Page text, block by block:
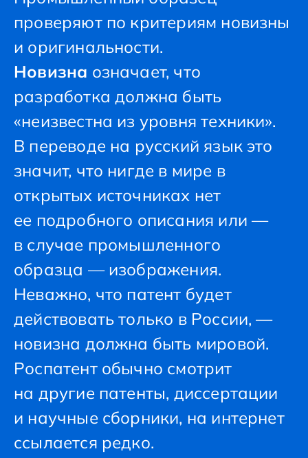
проверяют по критериям новизны
и оригинальности.
Новизна означает, что
разработка должна быть
«неизвестна из уровня техники».
В переводе на русский язык это
значит, что нигде в мире в
открытых источниках нет
ее подробного описания или —
в случае промышленного
образца — изображения.
Неважно, что патент будет
действовать только в России, —
новизна должна быть мировой.
Роспатент обычно смотрит
на другие патенты, диссертации
и научные сборники, на интернет
ссылается редко.